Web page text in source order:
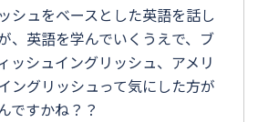
シュをベースとした英語を話し
、英語を学んでいくうえで、ブ
ッシュイングリッシュ、アメリ
ングリッシュって気にした方が
ですかね？？